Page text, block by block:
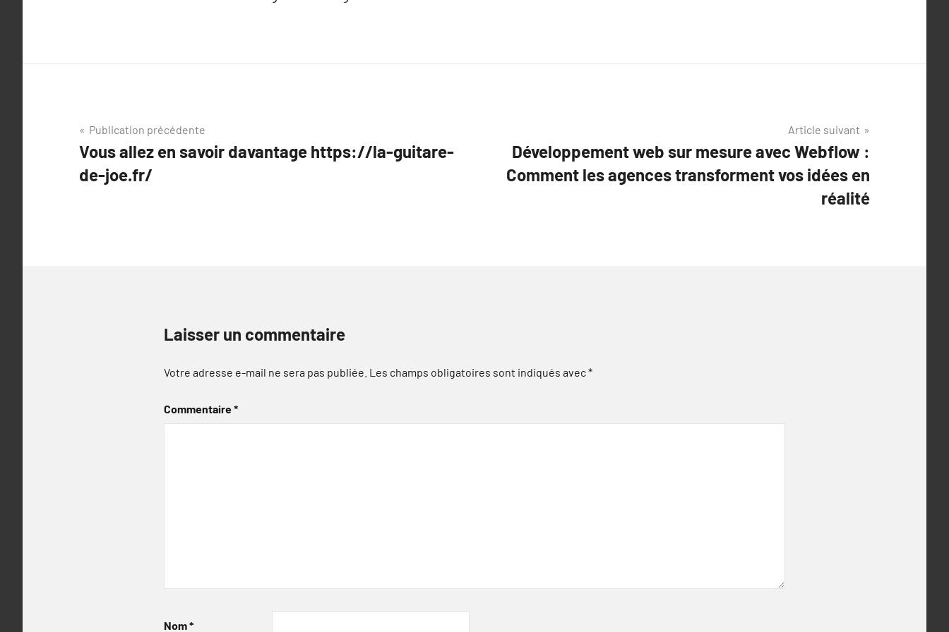
Navigation
de
l’article
Publication précédente
Vous allez en savoir davantage https://la-guitare-
de-joe.fr/
Article suivant
Développement web sur mesure avec Webflow :
Comment les agences transforment vos idées en
réalité
Laisser un commentaire
Votre adresse e-mail ne sera pas publiée. Les champs obligatoires sont indiqués avec*
Commentaire*
Nom*